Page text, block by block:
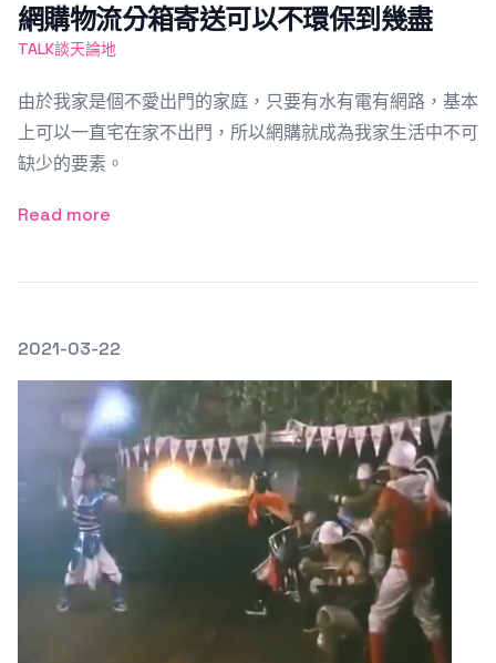
網購物流分箱寄送可以不環保到幾盡
TALK談天論地
由於我家是個不愛出門的家庭，只要有水有電有網路，基本
上可以一直宅在家不出門，所以網購就成為我家生活中不可
缺少的要素。
Read more
發文於
2021-03-22